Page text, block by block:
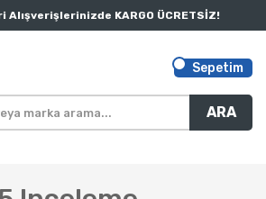
Alışverişlerinizde KARGO ÜCRETSİZ!
ARA
Sepetim